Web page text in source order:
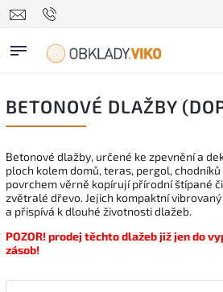
BETONOVÉ DLAŽBY
Betonové dlažby, určené ke zpevnění a
ploch kolem domů, teras, pergol,
povrchem věrně kopírují přírodní štípané
zvětralé dřevo. Jejich kompaktní
a přispívá k dlouhé životnosti dlažeb.
POZOR! prodej těchto dlažeb již jen do
zásob!